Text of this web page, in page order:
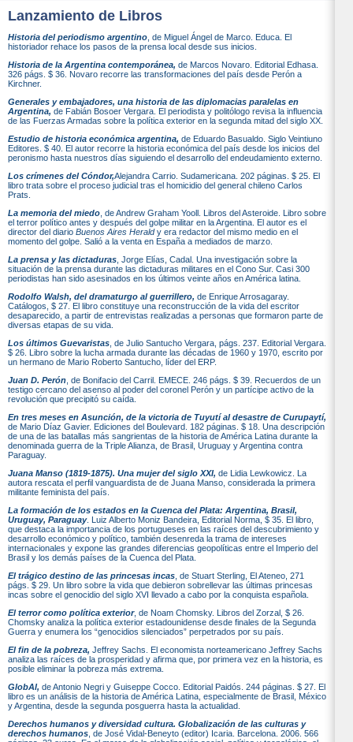
Lanzamiento de Libros
Historia del periodismo argentino , de Miguel Ángel de Marco. Educa. El
historiador rehace los pasos de la prensa local desde sus inicios.
Historia de la Argentina contemporánea, de Marcos Novaro. Editorial Edhasa.
326 págs. $ 36. Novaro recorre las transformaciones del país desde Perón a
Kirchner.
Generales y embajadores, una historia de las diplomacias paralelas en
Argentina, de Fabián Bosoer Vergara. El periodista y politólogo revisa la influencia
de las Fuerzas Armadas sobre la política exterior en la segunda mitad del siglo XX.
Estudio de historia económica argentina, de Eduardo Basualdo. Siglo Veintiuno
Editores. $ 40. El autor recorre la historia económica del país desde los inicios del
peronismo hasta nuestros días siguiendo el desarrollo del endeudamiento externo.
Los crímenes del Cóndor,Alejandra Carrio. Sudamericana. 202 páginas. $ 25. El
libro trata sobre el proceso judicial tras el homicidio del general chileno Carlos
Prats.
La memoria del miedo , de Andrew Graham Yooll. Libros del Asteroide. Libro sobre
el terror político antes y después del golpe militar en la Argentina. El autor es el
director del diario Buenos Aires Heraldy era redactor del mismo medio en el
momento del golpe. Salió a la venta en España a mediados de marzo.
La prensa y las dictaduras , Jorge Elías, Cadal. Una investigación sobre la
situación de la prensa durante las dictaduras militares en el Cono Sur. Casi 300
periodistas han sido asesinados en los últimos veinte años en América latina.
Rodolfo Walsh, del dramaturgo al guerrillero, de Enrique Arrosagaray.
Catálogos, $ 27. El libro constituye una reconstrucción de la vida del escritor
desaparecido, a partir de entrevistas realizadas a personas que formaron parte de
diversas etapas de su vida.
Los últimos Guevaristas , de Julio Santucho Vergara, págs. 237. Editorial Vergara.
$ 26. Libro sobre la lucha armada durante las décadas de 1960 y 1970, escrito por
un hermano de Mario Roberto Santucho, líder del ERP.
Juan D. Perón , de Bonifacio del Carril. EMECE. 246 págs. $ 39. Recuerdos de un
testigo cercano del asenso al poder del coronel Perón y un partícipe activo de la
revolución que precipitó su caída.
En tres meses en Asunción, de la victoria de Tuyutí al desastre de Curupaytí,
de Mario Díaz Gavier. Ediciones del Boulevard. 182 páginas. $ 18. Una descripción
de una de las batallas más sangrientas de la historia de América Latina durante la
denominada guerra de la Triple Alianza, de Brasil, Uruguay y Argentina contra
Paraguay.
Juana Manso (1819-1875). Una mujer del siglo XXI, de Lidia Lewkowicz. La
autora rescata el perfil vanguardista de de Juana Manso, considerada la primera
militante feminista del país.
La formación de los estados en la Cuenca del Plata: Argentina, Brasil,
Uruguay, Paraguay. Luiz Alberto Moniz Bandeira, Editorial Norma, $ 35. El libro,
que destaca la importancia de los portugueses en las raíces del descubrimiento y
desarrollo económico y político, también desenreda la trama de intereses
internacionales y expone las grandes diferencias geopolíticas entre el Imperio del
Brasil y los demás países de la Cuenca del Plata.
El trágico destino de las princesas incas , de Stuart Sterling, El Ateneo, 271
págs. $ 29. Un libro sobre la vida que debieron sobrellevar las últimas princesas
incas sobre el genocidio del siglo XVI llevado a cabo por la conquista española.
El terror como política exterior, de Noam Chomsky. Libros del Zorzal, $ 26.
Chomsky analiza la política exterior estadounidense desde finales de la Segunda
Guerra y enumera los “genocidios silenciados” perpetrados por su país.
El fin de la pobreza, Jeffrey Sachs. El economista norteamericano Jeffrey Sachs
analiza las raíces de la prosperidad y afirma que, por primera vez en la historia, es
posible eliminar la pobreza más extrema.
GlobAl, de Antonio Negri y Guiseppe Cocco. Editorial Paidós. 244 páginas. $ 27. El
libro es un análisis de la historia de América Latina, especialmente de Brasil, México
y Argentina, desde la segunda posguerra hasta la actualidad.
Derechos humanos y diversidad cultura. Globalización de las culturas y
derechos humanos , de José Vidal-Beneyto (editor) Icaria. Barcelona. 2006. 566